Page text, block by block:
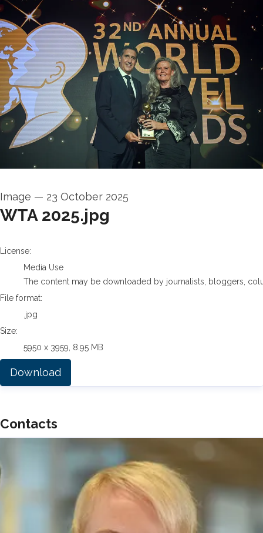
Image — 23 October 2025
WTA 2025.jpg
go to media item
License:
Media Use
The content may be downloaded by journalists, bloggers,
File format:
.jpg
Size:
5950 x 3959, 8.95 MB
Download
Contacts